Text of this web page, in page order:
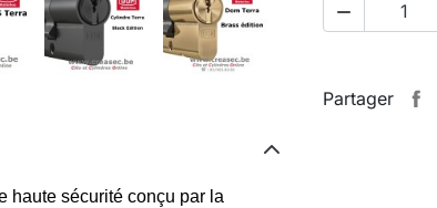

Partager
haute sécurité conçu par la